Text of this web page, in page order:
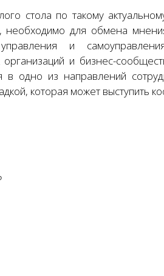
стола по такому
необходимо для обмена
и
и бизнес-
одно из направлений
которая может выступить